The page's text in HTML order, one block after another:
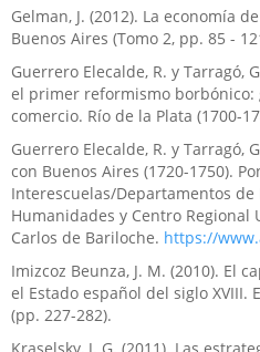
Gelman, J. (2012). La economía
Buenos Aires (Tomo 2, pp. 85 -
Guerrero Elecalde, R. y
el primer reformismo borbónico:
comercio. Río de la Plata (1700-
Guerrero Elecalde, R. y Tarragó,
con Buenos Aires (1720-1750).
Interescuelas/Departamentos
Humanidades y Centro
Carlos de Bariloche. https://
Imizcoz Beunza, J. M. (2010). El
el Estado español del siglo XVIII.
(pp. 227-282).